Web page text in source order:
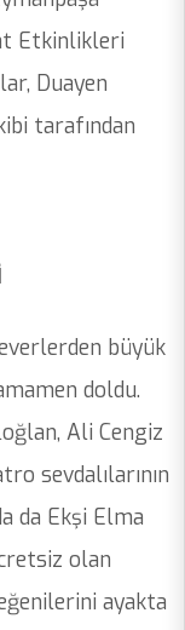
Etkinlikleri
Duayen
tarafından
büyük
doldu.
Ali Cengiz
sevdalılarının
da Ekşi Elma
olan
ayakta